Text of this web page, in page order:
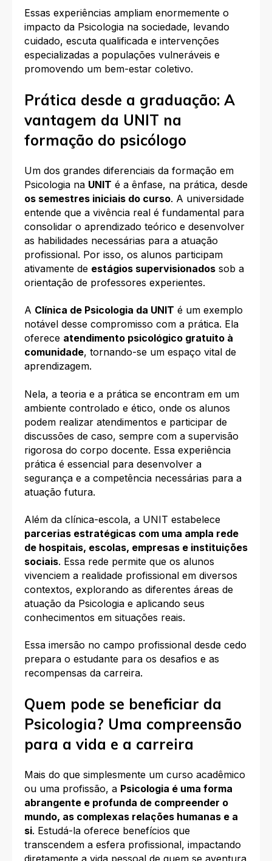
Essas experiências ampliam enormemente o
impacto da Psicologia na sociedade, levando
cuidado, escuta qualificada e intervenções
especializadas a populações vulneráveis e
promovendo um bem-estar coletivo.
Prática desde a graduação: A
vantagem da UNIT na
formação do psicólogo
Um dos grandes diferenciais da formação em
Psicologia na UNIT é a ênfase, na prática, desde
os semestres iniciais do curso. A universidade
entende que a vivência real é fundamental para
consolidar o aprendizado teórico e desenvolver
as habilidades necessárias para a atuação
profissional. Por isso, os alunos participam
ativamente de estágios supervisionados sob a
orientação de professores experientes.
A Clínica de Psicologia da UNIT é um exemplo
notável desse compromisso com a prática. Ela
oferece atendimento psicológico gratuito à
comunidade, tornando-se um espaço vital de
aprendizagem.
Nela, a teoria e a prática se encontram em um
ambiente controlado e ético, onde os alunos
podem realizar atendimentos e participar de
discussões de caso, sempre com a supervisão
rigorosa do corpo docente. Essa experiência
prática é essencial para desenvolver a
segurança e a competência necessárias para a
atuação futura.
Além da clínica-escola, a UNIT estabelece
parcerias estratégicas com uma ampla rede
de hospitais, escolas, empresas e instituições
sociais. Essa rede permite que os alunos
vivenciem a realidade profissional em diversos
contextos, explorando as diferentes áreas de
atuação da Psicologia e aplicando seus
conhecimentos em situações reais.
Essa imersão no campo profissional desde cedo
prepara o estudante para os desafios e as
recompensas da carreira.
Quem pode se beneficiar da
Psicologia? Uma compreensão
para a vida e a carreira
Mais do que simplesmente um curso acadêmico
ou uma profissão, a Psicologia é uma forma
abrangente e profunda de compreender o
mundo, as complexas relações humanas e a
si. Estudá-la oferece benefícios que
transcendem a esfera profissional, impactando